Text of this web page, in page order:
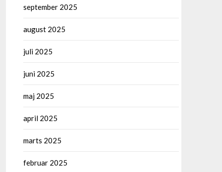
september 2025
august 2025
juli 2025
juni 2025
maj 2025
april 2025
marts 2025
februar 2025